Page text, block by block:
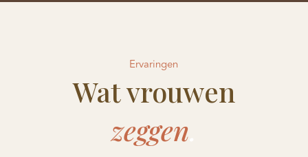
Ervaringen
Wat vrouwen
zeggen